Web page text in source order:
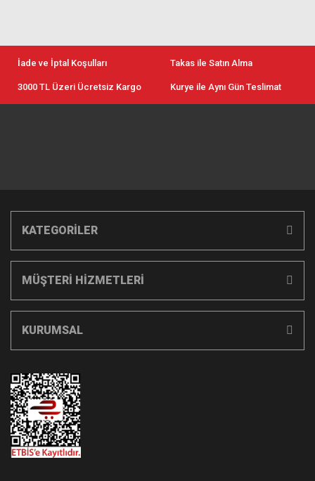
İade ve İptal Koşulları Takas ile Satın Alma
3000 TL Üzeri Ücretsiz Kargo Kurye ile Aynı Gün Teslimat
KATEGORİLER
MÜŞTERİ HİZMETLERİ
KURUMSAL